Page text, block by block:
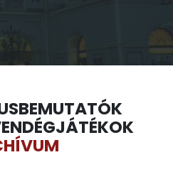
BEMUTATÓK